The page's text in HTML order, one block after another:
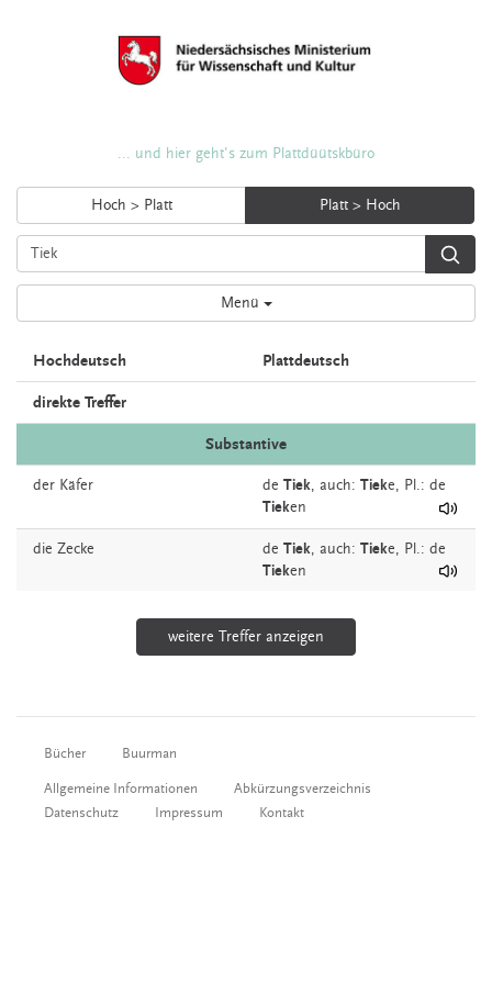
... und hier geht's zum Plattdüütskbüro
Hoch > Platt Platt > Hoch
Menü
Hochdeutsch Plattdeutsch
direkte Treffer
Substantive
der Käfer de Tiek, auch: Tieke, Pl.: de
Tieken
die Zecke de Tiek, auch: Tieke, Pl.: de
Tieken
weitere Treffer anzeigen
Bücher Buurman
Allgemeine Informationen
Abkürzungsverzeichnis
Datenschutz
Impressum Kontakt